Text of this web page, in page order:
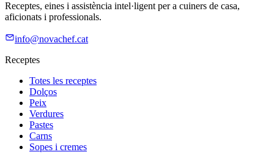
Receptes, eines i assistència intel·ligent per a cuiners de casa,
aficionats i professionals.
info@novachef.cat
Receptes
Totes les receptes
Dolços
Peix
Verdures
Pastes
Carns
Sopes i cremes